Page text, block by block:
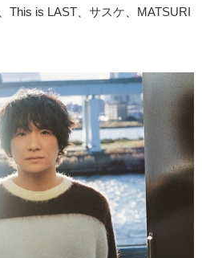
This is LAST、サスケ、MATSURI